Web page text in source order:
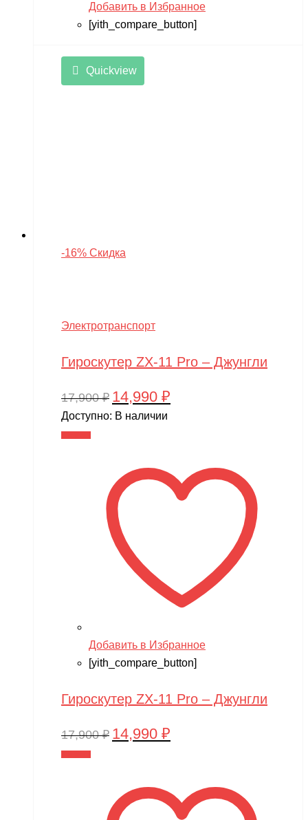
Добавить в Избранное
[yith_compare_button]
Quickview
-16% Скидка
Электротранспорт
Гироскутер ZX-11 Pro – Джунгли
17,900₽ Первоначальная
цена
14,990 ₽
Доступно: В наличии
Добавить в Избранное
[yith_compare_button]
Гироскутер ZX-11 Pro – Джунгли
17,900₽ Первоначальная
17,900 ₽.
14,990 ₽